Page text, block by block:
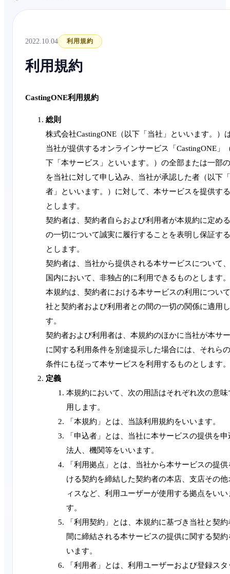
2022.10.04 利用規約
利用規約
CastingONE利用規約
総則
株式会社CastingONE（以下「当社」といいます。）
当社が提供するオンラインサービス「CastingONE」
下「本サービス」といいます。）の全部または一部
を当社に対して申し込み、当社が承認した者（以下
者」といいます。）に対して、本サービスを提供す
とします。
契約者は、契約者自らおよび利用者が本規約に定め
の一切について誠実に履行することを表明し保証す
とします。
契約者は、当社から提供される本サービスについて
国内において、非独占的に利用できるものとします。
本規約は、契約者における本サービスの利用につい
社と契約者および利用者との間の一切の関係に適用
す。
契約者および利用者は、本規約のほかに当社が本サ
に関する利用条件を別途提示した場合には、それら
条件にも従って本サービスを利用するものとします。
定義
本規約において、次の用語はそれぞれ次の意味
用します。
「本規約」とは、当該利用規約をいいます。
「申込者」とは、当社に本サービスの提供を申
法人、機関等をいいます。
「利用拠点」とは、当社から本サービスの提供
ける契約を締結した契約者の本店、支店その他
ィスなど、利用ユーザーが使用する拠点をいい
す。
「利用契約」とは、本規約に基づき当社と契約
間に締結される本サービスの提供に関する契約
います。
「利用者」とは、利用ユーザーおよび登録スタ